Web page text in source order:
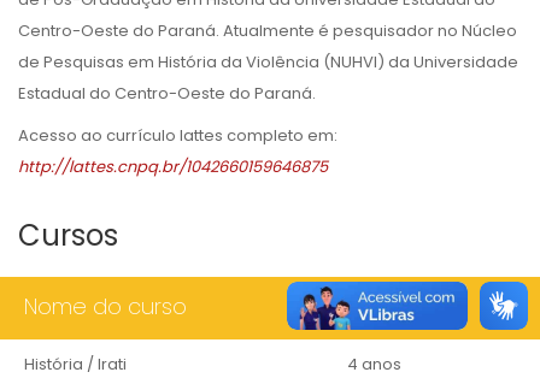
Centro-Oeste do Paraná. Atualmente é pesquisador no Núcleo
de Pesquisas em História da Violência (NUHVI) da Universidade
Estadual do Centro-Oeste do Paraná.
Acesso ao currículo lattes completo em:
http://lattes.cnpq.br/1042660159646875
Cursos
Nome do curso Duração
História / Irati 4 anos